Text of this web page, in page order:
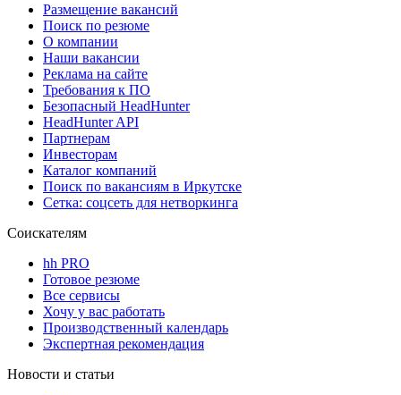
Размещение вакансий
Поиск по резюме
О компании
Наши вакансии
Реклама на сайте
Требования к ПО
Безопасный HeadHunter
HeadHunter API
Партнерам
Инвесторам
Каталог компаний
Поиск по вакансиям в Иркутске
Сетка: соцсеть для нетворкинга
Соискателям
hh PRO
Готовое резюме
Все сервисы
Хочу у вас работать
Производственный календарь
Экспертная рекомендация
Новости и статьи